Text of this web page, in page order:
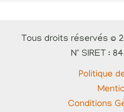
Tous droits réservés ©
N° SIRET :
Politique
Conditions